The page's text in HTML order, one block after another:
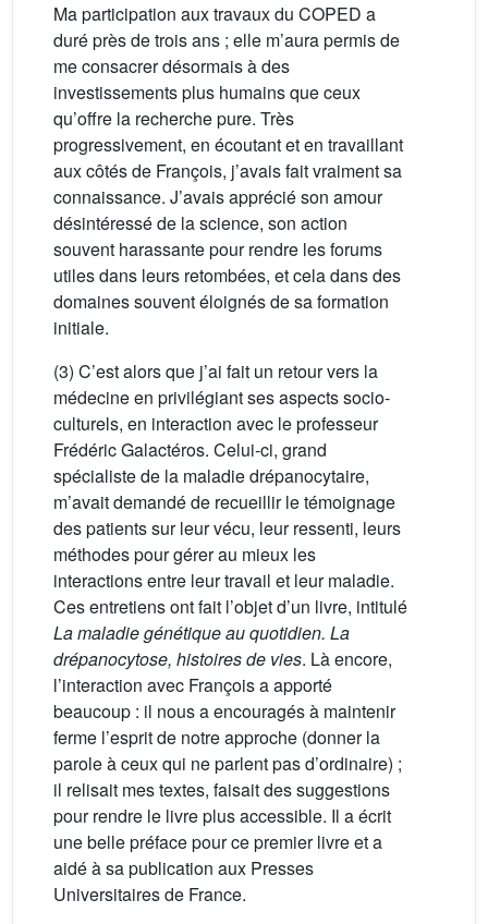
Ma participation aux travaux du COPED a
duré près de trois ans ; elle m’aura permis de
me consacrer désormais à des
investissements plus humains que ceux
qu’offre la recherche pure. Très
progressivement, en écoutant et en travaillant
aux côtés de François, j’avais fait vraiment sa
connaissance. J’avais apprécié son amour
désintéressé de la science, son action
souvent harassante pour rendre les forums
utiles dans leurs retombées, et cela dans des
domaines souvent éloignés de sa formation
initiale.
(3) C’est alors que j’ai fait un retour vers la
médecine en privilégiant ses aspects socio-
culturels, en interaction avec le professeur
Frédéric Galactéros. Celui-ci, grand
spécialiste de la maladie drépanocytaire,
m’avait demandé de recueillir le témoignage
des patients sur leur vécu, leur ressenti, leurs
méthodes pour gérer au mieux les
interactions entre leur travail et leur maladie.
Ces entretiens ont fait l’objet d’un livre, intitulé
La maladie génétique au quotidien. La
drépanocytose, histoires de vies. Là encore,
l’interaction avec François a apporté
beaucoup : il nous a encouragés à maintenir
ferme l’esprit de notre approche (donner la
parole à ceux qui ne parlent pas d’ordinaire) ;
il relisait mes textes, faisait des suggestions
pour rendre le livre plus accessible. Il a écrit
une belle préface pour ce premier livre et a
aidé à sa publication aux Presses
Universitaires de France.